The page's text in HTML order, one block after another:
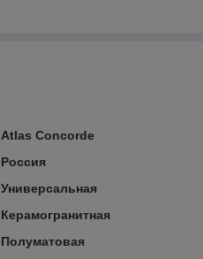
Atlas Concorde
Россия
Универсальная
Керамогранитная
Полуматовая